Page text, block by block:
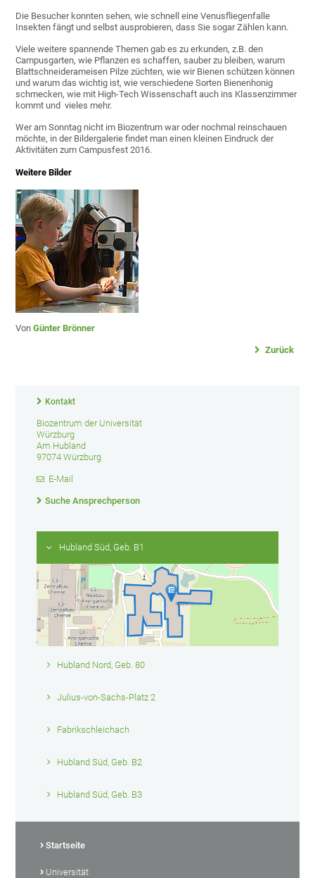
Die Besucher konnten sehen, wie schnell eine Venusfliegenfalle
Insekten fängt und selbst ausprobieren, dass Sie sogar Zählen kann.
Viele weitere spannende Themen gab es zu erkunden, z.B. den
Campusgarten, wie Pflanzen es schaffen, sauber zu bleiben, warum
Blattschneiderameisen Pilze züchten, wie wir Bienen schützen können
und warum das wichtig ist, wie verschiedene Sorten Bienenhonig
schmecken, wie mit High-Tech Wissenschaft auch ins Klassenzimmer
kommt und vieles mehr.
Wer am Sonntag nicht im Biozentrum war oder nochmal reinschauen
möchte, in der Bildergalerie findet man einen kleinen Eindruck der
Aktivitäten zum Campusfest 2016.
Weitere Bilder
VonGünter Brönner
Zurück
Kontakt
Biozentrum der Universität
Würzburg
Am Hubland
97074 Würzburg
E-Mail
Suche Ansprechperson
Hubland Süd, Geb. B1
Hubland Nord, Geb. 80
Julius-von-Sachs-Platz 2
Fabrikschleichach
Hubland Süd, Geb. B2
Hubland Süd, Geb. B3
Startseite
Universität